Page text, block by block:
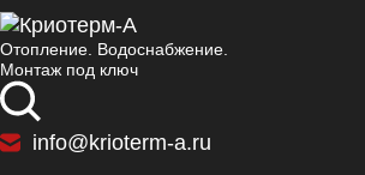
Отопление. Водоснабжение.
Монтаж под ключ
info@krioterm-a.ru